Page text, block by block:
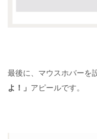
最後に、マウスホバーを
よ！」 アピールです。